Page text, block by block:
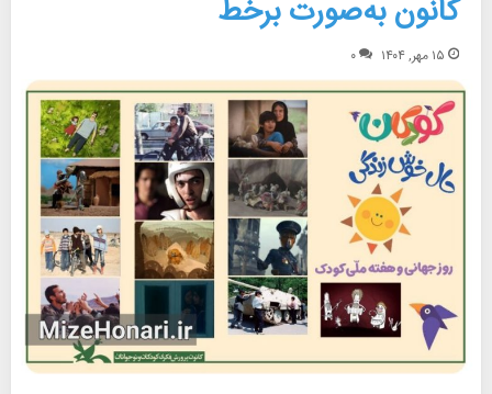
کانون به‌صورت برخط
۱۵ مهر, ۱۴۰۴ ۰